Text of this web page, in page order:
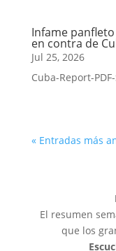
Infame
en contra de
Jul 25, 2026
Cuba-Report-PDF-
« Entradas más
El resumen
que los